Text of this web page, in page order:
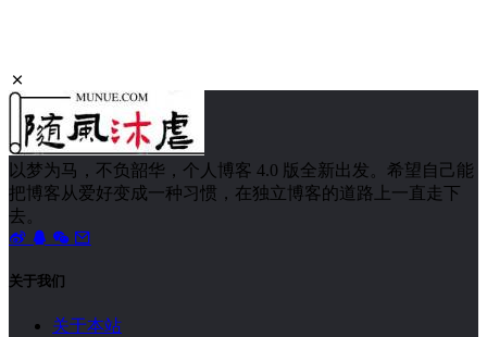
以梦为马，不负韶华，个人博客 4.0 版全新出发。希望自己能
把博客从爱好变成一种习惯，在独立博客的道路上一直走下
去。
关于我们
关于本站